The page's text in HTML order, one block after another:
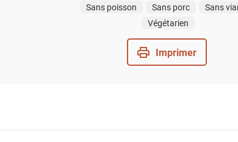
Sans poisson Sans porc
Sans
Végétarien
Imprimer